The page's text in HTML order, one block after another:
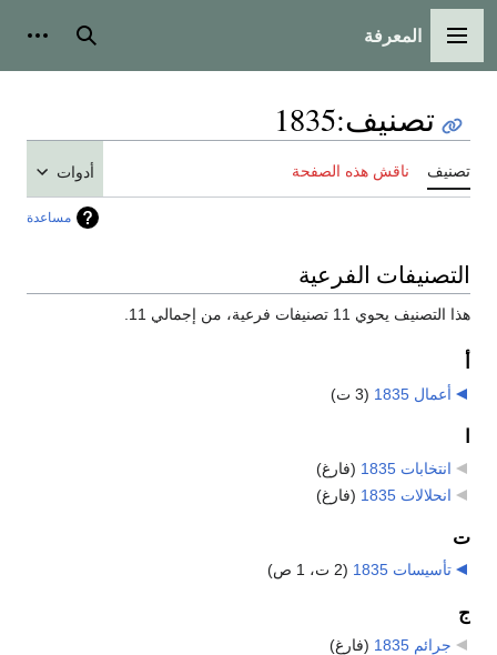
القائمة الرئيسية
المعرفة بحث
تصنيف:
1835
تصنيف ناقش هذه الصفحة أدوات
مساعدة
التصنيفات الفرعية
هذا التصنيف يحوي 11 تصنيفات فرعية، من إجمالي 11.
أعمال 1835 (3 ت)
انتخابات 1835
(فارغ)
انحلالات 1835
(فارغ)
ت
تأسيسات 1835 (2 ت، 1 ص)
ج
جرائم 1835 (فارغ)